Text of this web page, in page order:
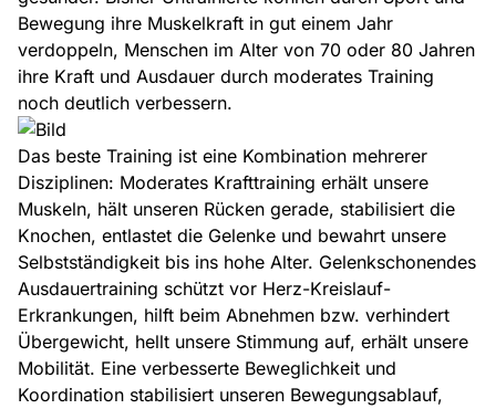
Bewegung ihre Muskelkraft in gut einem Jahr
verdoppeln, Menschen im Alter von 70 oder 80 Jahren
ihre Kraft und Ausdauer durch moderates Training
noch deutlich verbessern.
Das beste Training ist eine Kombination mehrerer
Disziplinen: Moderates Krafttraining erhält unsere
Muskeln, hält unseren Rücken gerade, stabilisiert die
Knochen, entlastet die Gelenke und bewahrt unsere
Selbstständigkeit bis ins hohe Alter. Gelenkschonendes
Ausdauertraining schützt vor Herz-Kreislauf-
Erkrankungen, hilft beim Abnehmen bzw. verhindert
Übergewicht, hellt unsere Stimmung auf, erhält unsere
Mobilität. Eine verbesserte Beweglichkeit und
Koordination stabilisiert unseren Bewegungsablauf,